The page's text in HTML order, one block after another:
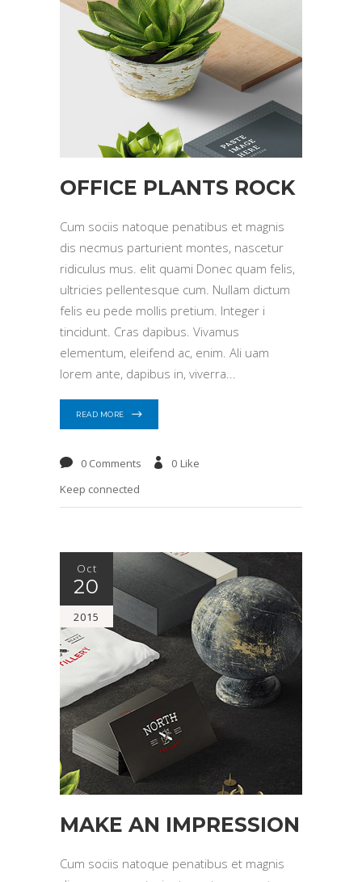
OFFICE PLANTS ROCK
Cum sociis natoque penatibus et magnis
dis necmus parturient montes, nascetur
ridiculus mus. elit quami Donec quam felis,
ultricies pellentesque cum. Nullam dictum
felis eu pede mollis pretium. Integer i
tincidunt. Cras dapibus. Vivamus
elementum, eleifend ac, enim. Ali uam
lorem ante, dapibus in, viverra
READ MORE
0 Comments 0 Like
Keep connected
Oct
20
2015
MAKE AN IMPRESSION
Cum sociis natoque penatibus et magnis